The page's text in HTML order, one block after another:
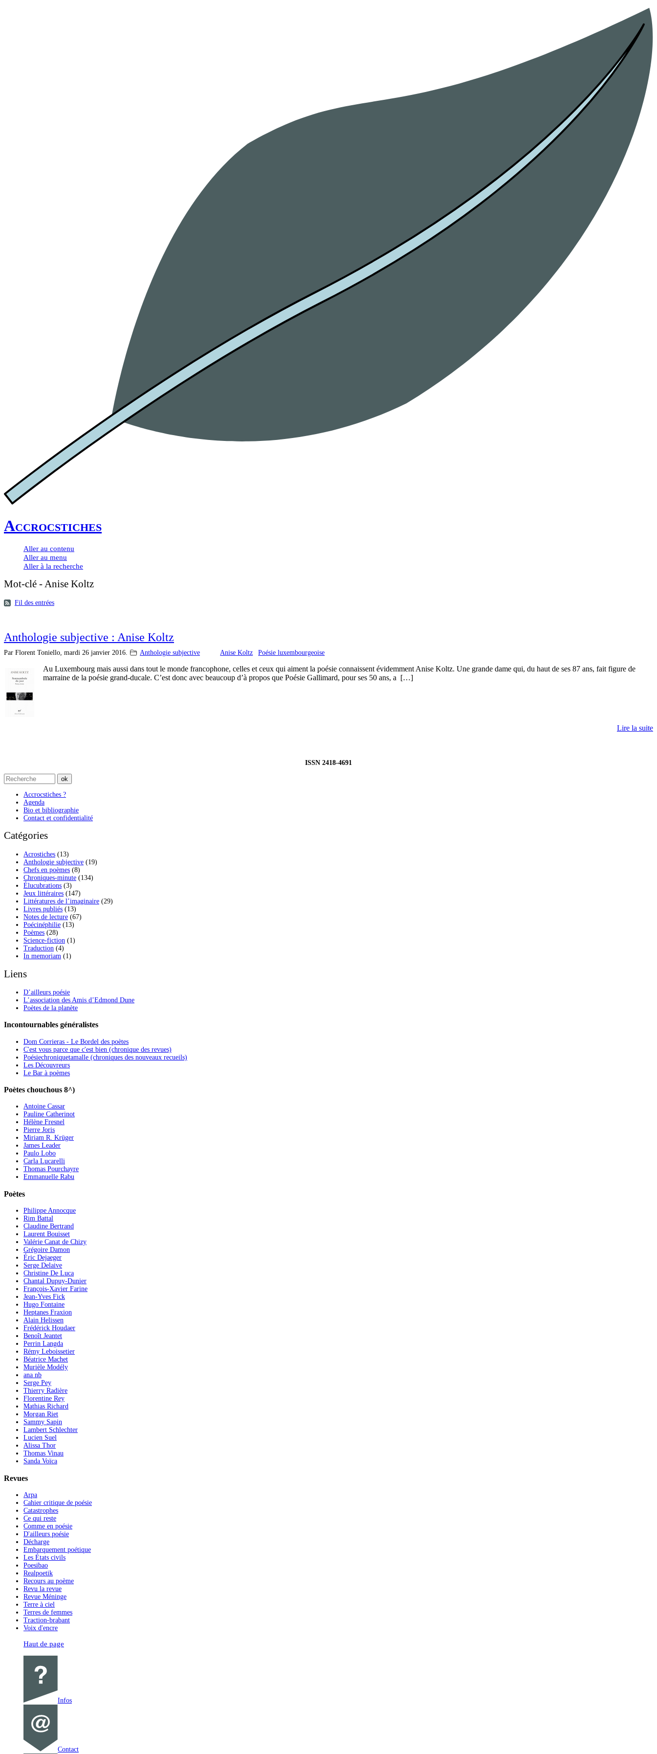
Accrocstiches
Aller au contenu
Aller au menu
Aller à la recherche
Mot-clé - Anise Koltz
Fil des entrées
Anthologie subjective : Anise Koltz
Par Florent Toniello, mardi 26 janvier 2016. Anthologie subjective Anise Koltz Poésie luxembourgeoise
Au Luxembourg mais aussi dans tout le monde francophone, celles et ceux qui aiment la poésie connaissent évidemment Anise Koltz. Une grande dame qui, du haut de ses 87 ans, fait figure de
marraine de la poésie grand-ducale. C’est donc avec beaucoup d’à propos que Poésie Gallimard, pour ses 50 ans, a […]
Lire la suite
ISSN 2418-4691
Accrocstiches ?
Agenda
Bio et bibliographie
Contact et confidentialité
Catégories
Acrostiches (13)
Anthologie subjective (19)
Chefs en poèmes (8)
Chroniques-minute (134)
Élucubrations (3)
Jeux littéraires (147)
Littératures de l’imaginaire (29)
Livres publiés (13)
Notes de lecture (67)
Poécinéphilie (13)
Poèmes (28)
Science-fiction (1)
Traduction (4)
In memoriam (1)
Liens
D’ailleurs poésie
L’association des Amis d’Edmond Dune
Poètes de la planète
Incontournables généralistes
Dom Corrieras - Le Bordel des poètes
C'est vous parce que c'est bien (chronique des revues)
Poésiechroniquetamalle (chroniques des nouveaux recueils)
Les Découvreurs
Le Bar à poèmes
Poètes chouchous 8^)
Antoine Cassar
Pauline Catherinot
Hélène Fresnel
Pierre Joris
Miriam R. Krüger
James Leader
Paulo Lobo
Carla Lucarelli
Thomas Pourchayre
Emmanuelle Rabu
Poètes
Philippe Annocque
Rim Battal
Claudine Bertrand
Laurent Bouisset
Valérie Canat de Chizy
Grégoire Damon
Éric Dejaeger
Serge Delaive
Christine De Luca
Chantal Dupuy-Dunier
François-Xavier Farine
Jean-Yves Fick
Hugo Fontaine
Heptanes Fraxion
Alain Helissen
Frédérick Houdaer
Benoît Jeantet
Perrin Langda
Rémy Leboissetier
Béatrice Machet
Murièle Modély
ana nb
Serge Pey
Thierry Radière
Florentine Rey
Mathias Richard
Morgan Riet
Sammy Sapin
Lambert Schlechter
Lucien Suel
Alissa Thor
Thomas Vinau
Sanda Voïca
Revues
Arpa
Cahier critique de poésie
Catastrophes
Ce qui reste
Comme en poésie
D'ailleurs poésie
Décharge
Embarquement poétique
Les États civils
Poesibao
Realpoetik
Recours au poème
Revu la revue
Revue Méninge
Terre à ciel
Terres de femmes
Traction-brabant
Voix d'encre
Haut de page
Infos
Contact